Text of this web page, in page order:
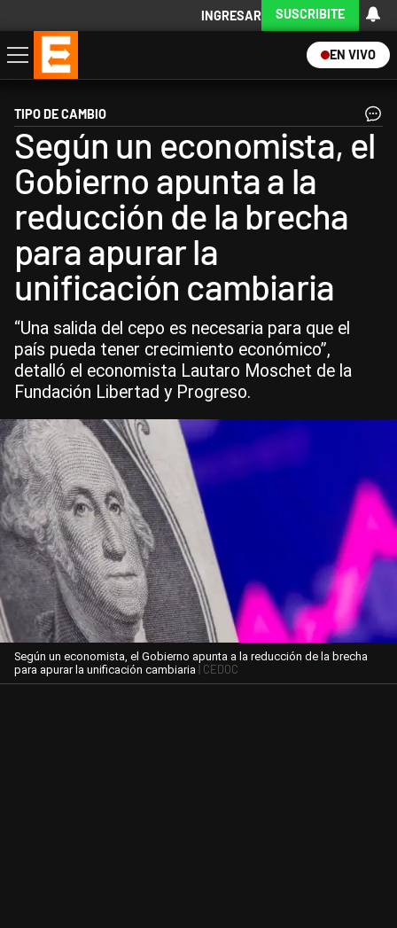
INGRESAR SUSCRIBITE
EN VIVO
Economía
Política
Internacional
Actualidad
Descargá la App
TIPO DE CAMBIO
Según un economista, el
Gobierno apunta a la
reducción de la brecha
para apurar la
unificación cambiaria
“Una salida del cepo es necesaria para que el
país pueda tener crecimiento económico”,
detalló el economista Lautaro Moschet de la
Fundación Libertad y Progreso.
Según un economista, el Gobierno apunta a la reducción de la brecha
para apurar la unificación cambiaria | CEDOC